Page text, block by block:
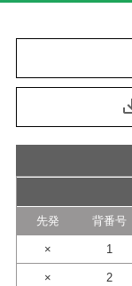
先発 背番号
× 1
× 2